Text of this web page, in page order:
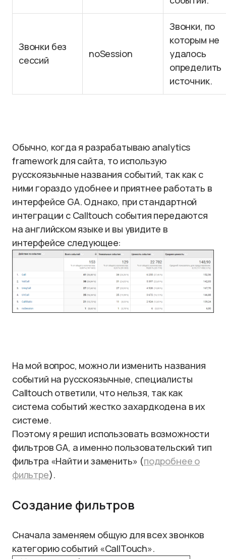
Звонки без
сессий
noSession
Звонки, по
которым не
удалось
определить
источник.
Обычно, когда я разрабатываю analytics
framework для сайта, то использую
русскоязычные названия событий, так как с
ними гораздо удобнее и приятнее работать в
интерфейсе GA. Однако, при стандартной
интеграции с Calltouch события передаются
на английском языке и вы увидите в
интерфейсе следующее:
На мой вопрос, можно ли изменить названия
событий на русскоязычные, специалисты
Calltouch ответили, что нельзя, так как
система событий жестко захардкодена в их
системе.
Поэтому я решил использовать возможности
фильтров GA, а именно пользовательский тип
фильтра «Найти и заменить» (подробнее о
фильтре).
Создание фильтров
Сначала заменяем общую для всех звонков
категорию событий «CallTouch».